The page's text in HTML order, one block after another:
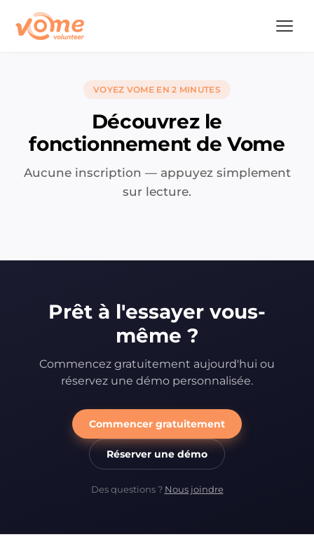
VOYEZ VOME EN 2 MINUTES
Découvrez le
fonctionnement de Vome
Aucune inscription — appuyez simplement
sur lecture.
Prêt à l'essayer vous-
même ?
Commencez gratuitement aujourd'hui ou
réservez une démo personnalisée.
Commencer gratuitement
Réserver une démo
Des questions ? Nous joindre